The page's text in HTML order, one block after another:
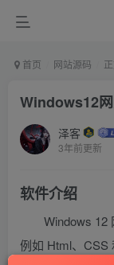
首页 网站源码
Windows12
泽客
3年前更新
软件介绍
Windows 12
例如 Html、CSS